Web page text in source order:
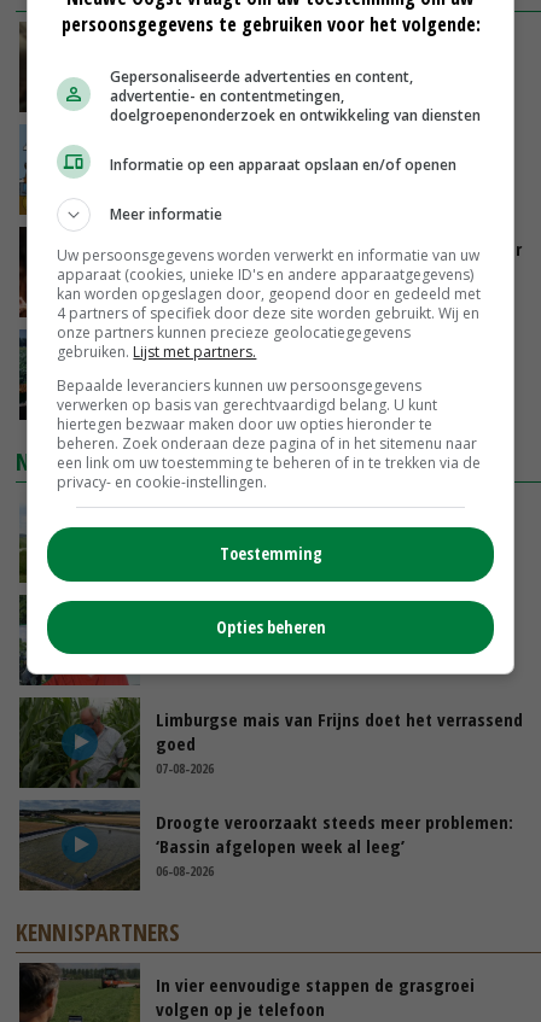
‘Samenwerking A-ware en Amalthea gaat
zorgen voor meer balans’
GISTEREN, 16:01
groot: Nederland in Europese top
Vlaamse varkensstapel krimpt, pluimveesector
groeit door schaalvergroting
GISTEREN, 15:20
‘Cijfer jezelf niet weg en doe vooral ook waar
je gelukkig van wordt’
GISTEREN, 13:31
NIEUWSTE VIDEO'S
POAH!: John Deere 7730
GISTEREN, 10:00
Oekraïne-vlogger Kees Huizinga: ‘Bezoek van
de ambassade mag zelf groente plukken’
Limburgse mais van Frijns doet het verrassend
goed
07-08-2026
Droogte veroorzaakt steeds meer problemen:
‘Bassin afgelopen week al leeg’
06-08-2026
KENNISPARTNERS
In vier eenvoudige stappen de grasgroei
volgen op je telefoon
persoonsgegevens te gebruiken voor het volgende:
Gepersonaliseerde advertenties en content,
advertentie- en contentmetingen,
doelgroepenonderzoek en ontwikkeling van diensten
Informatie op een apparaat opslaan en/of openen
Meer informatie
Uw persoonsgegevens worden verwerkt en informatie van uw
apparaat (cookies, unieke ID's en andere apparaatgegevens)
kan worden opgeslagen door, geopend door en gedeeld met
4 partners of specifiek door deze site worden gebruikt. Wij en
onze partners kunnen precieze geolocatiegegevens
gebruiken. Lijst met partners.
Bepaalde leveranciers kunnen uw persoonsgegevens
verwerken op basis van gerechtvaardigd belang. U kunt
hiertegen bezwaar maken door uw opties hieronder te
beheren. Zoek onderaan deze pagina of in het sitemenu naar
een link om uw toestemming te beheren of in te trekken via de
privacy- en cookie-instellingen.
Toestemming
Opties beheren